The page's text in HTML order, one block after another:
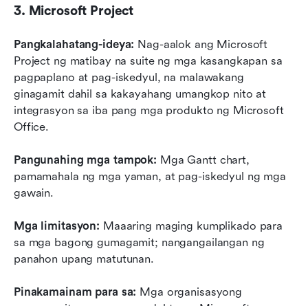
3. Microsoft Project
Pangkalahatang-ideya: Nag-aalok ang Microsoft
Project ng matibay na suite ng mga kasangkapan sa
pagpaplano at pag-iskedyul, na malawakang
ginagamit dahil sa kakayahang umangkop nito at
integrasyon sa iba pang mga produkto ng Microsoft
Office.
Pangunahing mga tampok: Mga Gantt chart,
pamamahala ng mga yaman, at pag-iskedyul ng mga
gawain.
Mga limitasyon: Maaaring maging kumplikado para
sa mga bagong gumagamit; nangangailangan ng
panahon upang matutunan.
Pinakamainam para sa: Mga organisasyong